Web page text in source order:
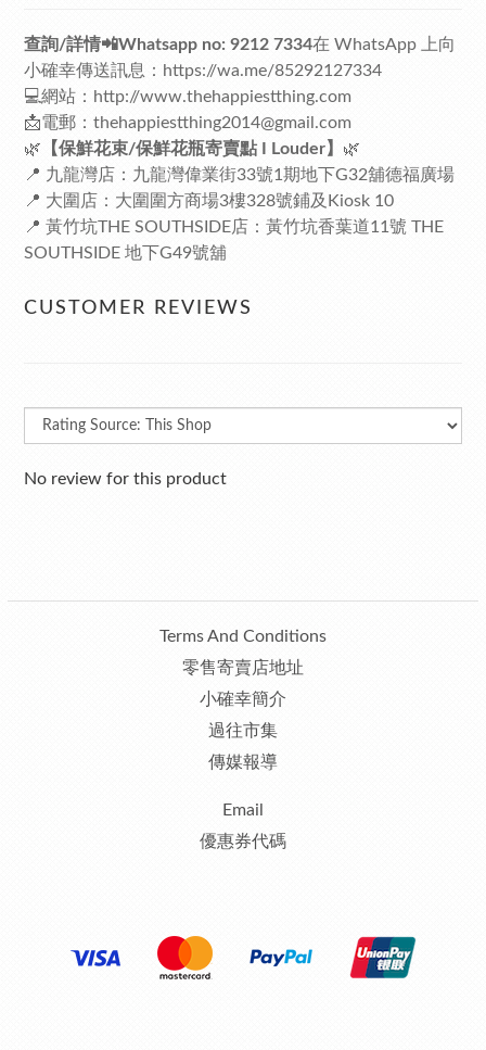
查詢/詳情📲Whatsapp no: 9212 7334在 WhatsApp 上向
小確幸傳送訊息： https://wa.me/85292127334
💻網站： http://www.thehappiestthing.com
📩電郵：thehappiestthing2014@gmail.com
🌿 【保鮮花束/保鮮花瓶寄賣點 I Louder】 🌿
📍 九龍灣店：九龍灣偉業街33號1期地下G32舖德福廣場
📍 大圍店：大圍圍方商場3樓328號鋪及Kiosk 10
📍 黃竹坑THE SOUTHSIDE店：黃竹坑香葉道11號 THE
SOUTHSIDE 地下G49號舖
CUSTOMER REVIEWS
No review for this product
Terms And Conditions
零售寄賣店地址
小確幸簡介
過往市集
傳媒報導
Email
優惠券代碼